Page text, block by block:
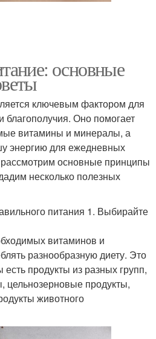
основные
ключевым фактором для
благополучия. Оно помогает
витамины и минералы, а
энергию для ежедневных
основные принципы
несколько полезных
питания 1. Выбирайте
витаминов и
разнообразную диету. Это
продукты из разных групп,
цельнозерновые продукты,
животного